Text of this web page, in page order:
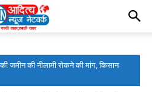
जमीन की नीलामी रोकने की मांग, किसान